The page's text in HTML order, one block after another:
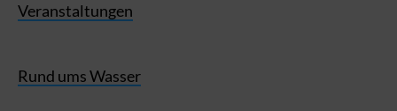
Veranstaltungen
Rund ums Wasser